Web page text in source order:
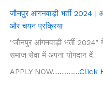
जौनपुर आंगनवाड़ी भर्ती 2024 |
और चयन प्रक्रिया
“जौनपुर आंगनवाड़ी भर्ती
समाज सेवा में अपना योगदान दें।
APPLY NOW…………Click